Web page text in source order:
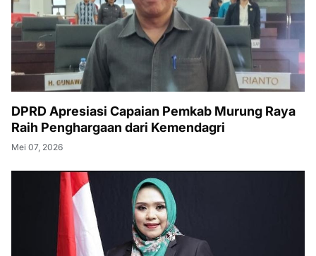
DPRD Apresiasi Capaian Pemkab Murung Raya
Raih Penghargaan dari Kemendagri
Mei 07, 2026